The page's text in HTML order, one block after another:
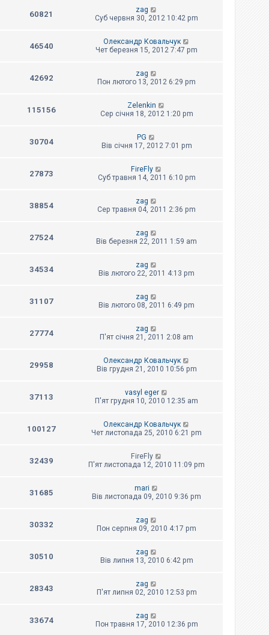
60821
zag
Суб червня 30, 2012 10:42 pm
46540
Олександр Ковальчук
Чет березня 15, 2012 7:47 pm
42692
zag
Пон лютого 13, 2012 6:29 pm
115156
Zelenkin
Сер січня 18, 2012 1:20 pm
30704
PG
Вів січня 17, 2012 7:01 pm
27873
FireFly
Суб травня 14, 2011 6:10 pm
38854
zag
Сер травня 04, 2011 2:36 pm
27524
zag
Вів березня 22, 2011 1:59 am
34534
zag
Вів лютого 22, 2011 4:13 pm
31107
zag
Вів лютого 08, 2011 6:49 pm
27774
zag
П'ят січня 21, 2011 2:08 am
29958
Олександр Ковальчук
Вів грудня 21, 2010 10:56 pm
37113
vasyl eger
П'ят грудня 10, 2010 12:35 am
100127
Олександр Ковальчук
Чет листопада 25, 2010 6:21 pm
32439
FireFly
П'ят листопада 12, 2010 11:09 pm
31685
mari
Вів листопада 09, 2010 9:36 pm
30332
zag
Пон серпня 09, 2010 4:17 pm
30510
zag
Вів липня 13, 2010 6:42 pm
28343
zag
П'ят липня 02, 2010 12:53 pm
33674
zag
Пон травня 17, 2010 12:36 pm